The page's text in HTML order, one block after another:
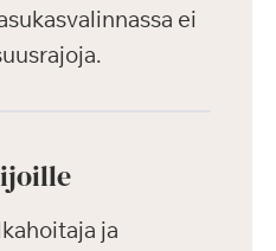
ei
ja